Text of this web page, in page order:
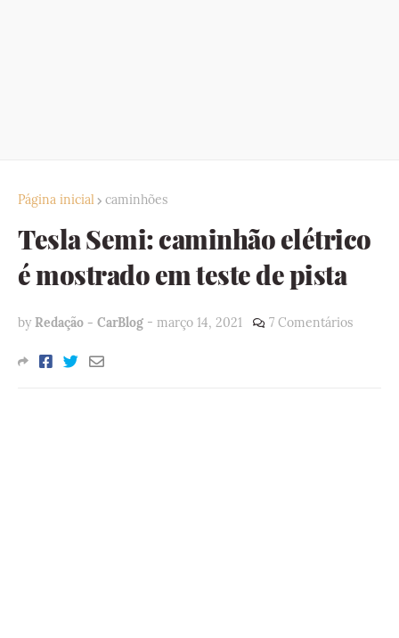
Página inicial caminhões
Tesla Semi: caminhão elétrico
é mostrado em teste de pista
by Redação - CarBlog - março 14, 2021 7 Comentários